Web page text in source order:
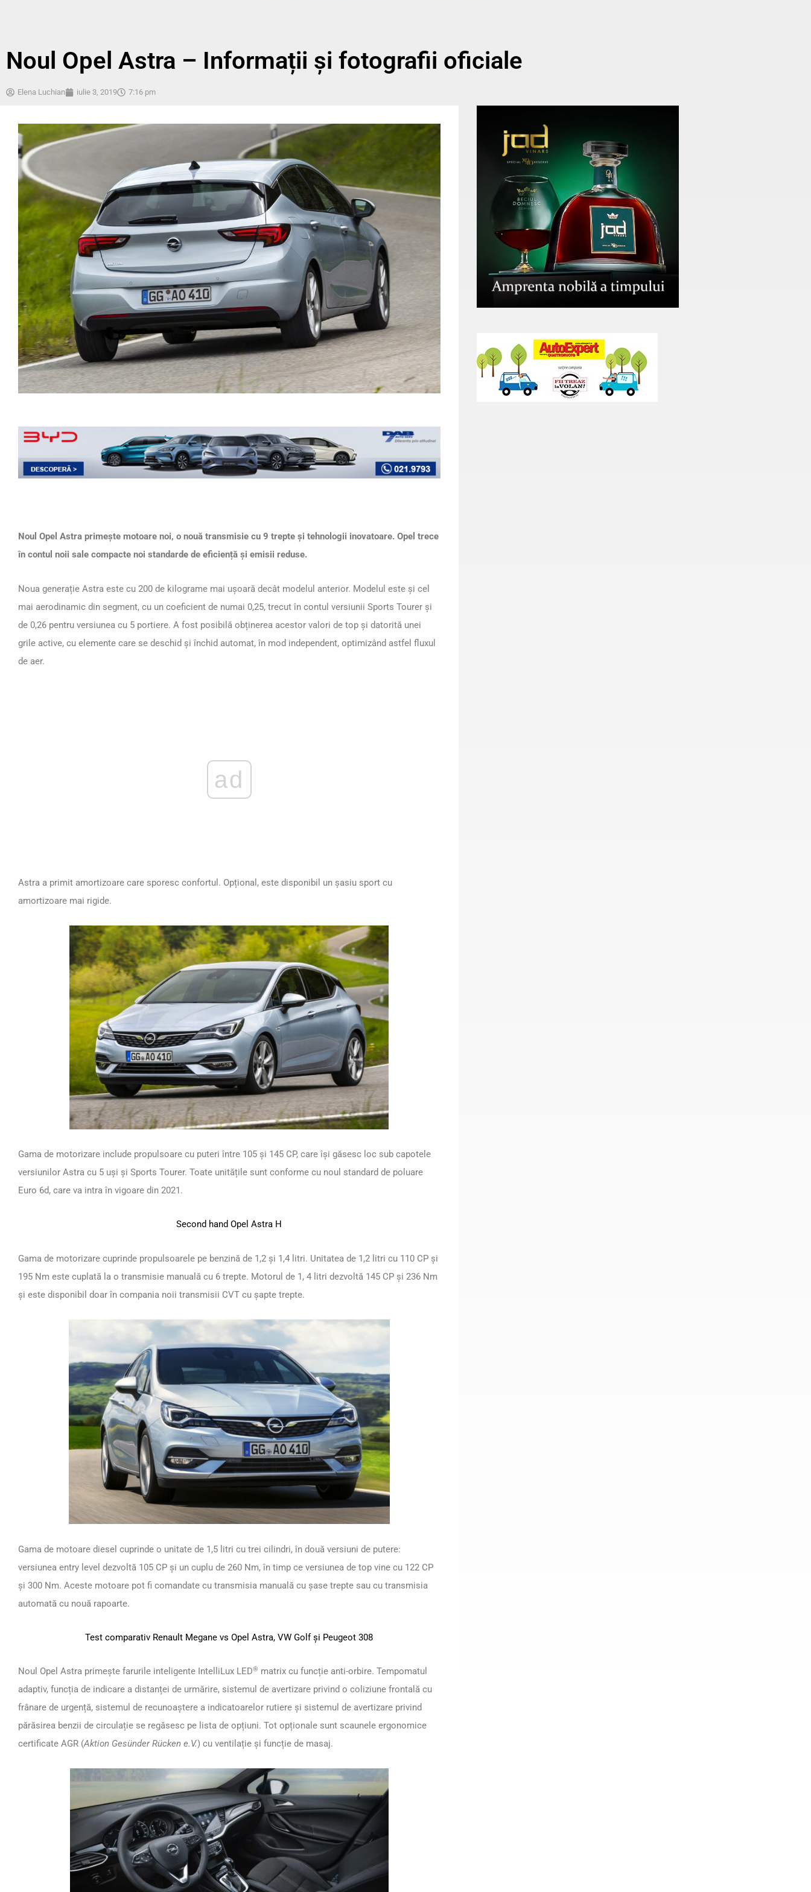
Noul Opel Astra – Informații și fotografii oficiale
Elena Luchian iulie 3, 2019 7:16 pm
Noul Opel Astra primește motoare noi, o nouă transmisie cu 9 trepte și tehnologii inovatoare. Opel trece
în contul noii sale compacte noi standarde de eficiență și emisii reduse.
Noua generație Astra este cu 200 de kilograme mai ușoară decât modelul anterior. Modelul este și cel
mai aerodinamic din segment, cu un coeficient de numai 0,25, trecut în contul versiunii Sports Tourer și
de 0,26 pentru versiunea cu 5 portiere. A fost posibilă obținerea acestor valori de top și datorită unei
grile active, cu elemente care se deschid și închid automat, în mod independent, optimizând astfel fluxul
de aer.
ad
Astra a primit amortizoare care sporesc confortul. Opțional, este disponibil un șasiu sport cu
amortizoare mai rigide.
Gama de motorizare include propulsoare cu puteri între 105 și 145 CP, care își găsesc loc sub capotele
versiunilor Astra cu 5 uși și Sports Tourer. Toate unitățile sunt conforme cu noul standard de poluare
Euro 6d, care va intra în vigoare din 2021.
Second hand Opel Astra H
Gama de motorizare cuprinde propulsoarele pe benzină de 1,2 și 1,4 litri. Unitatea de 1,2 litri cu 110 CP și
195 Nm este cuplată la o transmisie manuală cu 6 trepte. Motorul de 1, 4 litri dezvoltă 145 CP și 236 Nm
și este disponibil doar în compania noii transmisii CVT cu șapte trepte.
Gama de motoare diesel cuprinde o unitate de 1,5 litri cu trei cilindri, în două versiuni de putere:
versiunea entry level dezvoltă 105 CP și un cuplu de 260 Nm, în timp ce versiunea de top vine cu 122 CP
și 300 Nm. Aceste motoare pot fi comandate cu transmisia manuală cu șase trepte sau cu transmisia
automată cu nouă rapoarte.
Test comparativ Renault Megane vs Opel Astra, VW Golf și Peugeot 308
Noul Opel Astra primește farurile inteligente IntelliLux LED® matrix cu funcție anti-orbire. Tempomatul
adaptiv, funcția de indicare a distanței de urmărire, sistemul de avertizare privind o coliziune frontală cu
frânare de urgență, sistemul de recunoaștere a indicatoarelor rutiere și sistemul de avertizare privind
părăsirea benzii de circulație se regăsesc pe lista de opțiuni. Tot opționale sunt scaunele ergonomice
certificate AGR (Aktion Gesünder Rücken e.V.) cu ventilație și funcție de masaj.